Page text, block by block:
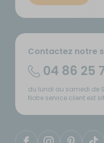
Contactez notre
04 86 25
du lundi au samedi de
Notre service client est